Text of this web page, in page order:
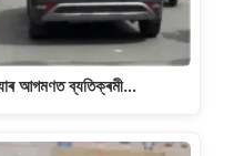
আগমণত ব্যতিক্ৰমী…